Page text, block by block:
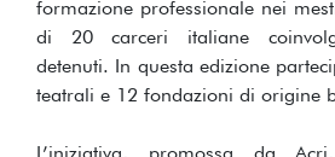
formazione professionale nei
di 20 carceri italiane
detenuti. In questa edizione
teatrali e 12 fondazioni di origine